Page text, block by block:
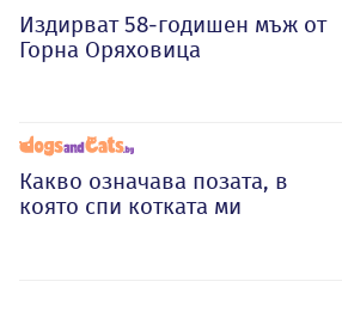
Издирват 58-годишен мъж от
Горна Оряховица
Какво означава позата, в
която спи котката ми